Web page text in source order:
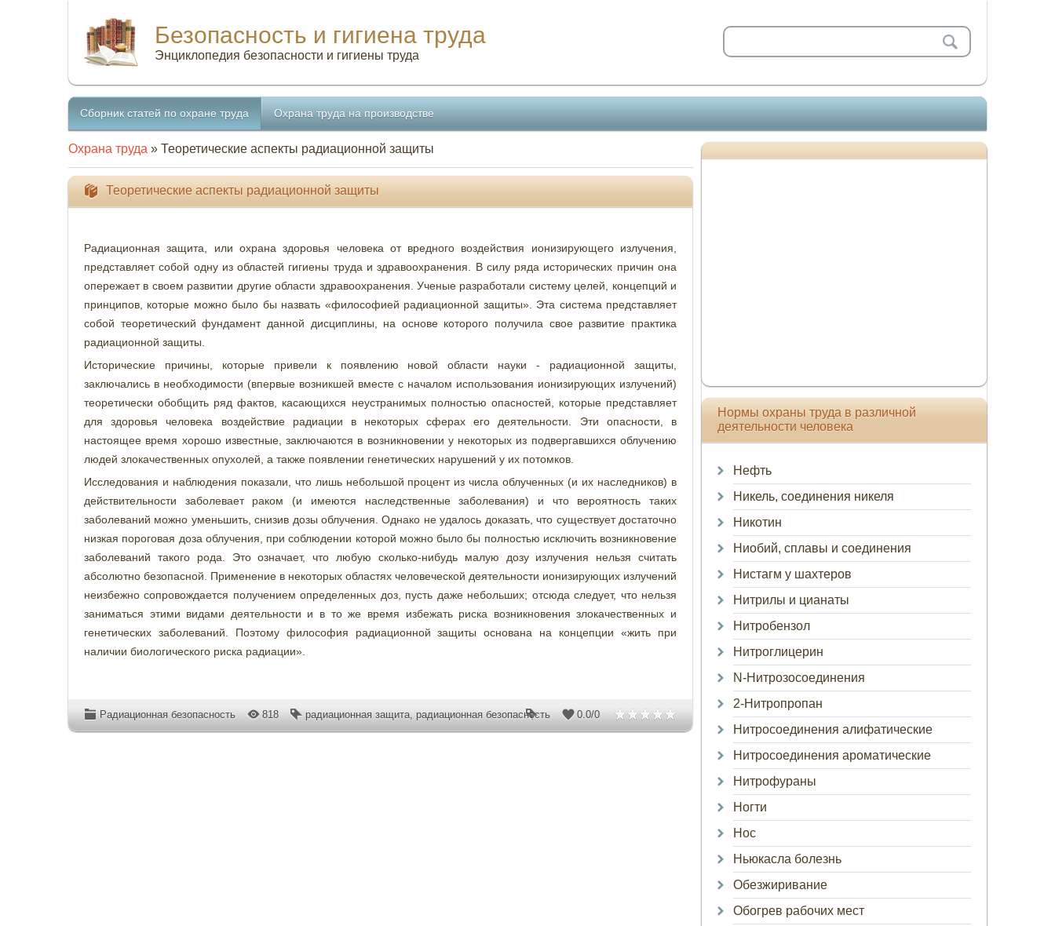
Безопасность и гигиена труда
Энциклопедия безопасности и гигиены труда
Сборник статей по охране труда Охрана труда на производстве
Охрана труда » Теоретические аспекты радиационной защиты
Теоретические аспекты радиационной защиты
Радиационная защита, или охрана здоровья человека от вредного воздействия ионизирующего излучения,
представляет собой одну из областей гигиены труда и здравоохранения. В силу ряда исторических причин она
опережает в своем развитии другие области здравоохранения. Ученые разработали систему целей, концепций и
принципов, которые можно было бы назвать «философией радиационной защиты». Эта система представляет
собой теоретический фундамент данной дисциплины, на основе которого получила свое развитие практика
радиационной защиты.
Исторические причины, которые привели к появлению новой области науки - радиационной защиты,
заключались в необходимости (впервые возникшей вместе с началом использования ионизирующих излучений)
теоретически обобщить ряд фактов, касающихся неустранимых полностью опасностей, которые представляет
для здоровья человека воздействие радиации в некоторых сферах его деятельности. Эти опасности, в
настоящее время хорошо известные, заключаются в возникновении у некоторых из подвергавшихся облучению
людей злокачественных опухолей, а также появлении генетических нарушений у их потомков.
Исследования и наблюдения показали, что лишь небольшой процент из числа облученных (и их наследников) в
действительности заболевает раком (и имеются наследственные заболевания) и что вероятность таких
заболеваний можно уменьшить, снизив дозы облучения. Однако не удалось доказать, что существует достаточно
низкая пороговая доза облучения, при соблюдении которой можно было бы полностью исключить возникновение
заболеваний такого рода. Это означает, что любую сколько-нибудь малую дозу излучения нельзя считать
абсолютно безопасной. Применение в некоторых областях человеческой деятельности ионизирующих излучений
неизбежно сопровождается получением определенных доз, пусть даже небольших; отсюда следует, что нельзя
заниматься этими видами деятельности и в то же время избежать риска возникновения злокачественных и
генетических заболеваний. Поэтому философия радиационной защиты основана на концепции «жить при
наличии биологического риска радиации».
Радиационная безопасность 818 радиационная защита, радиационная безопасность 0.0/0
Нормы охраны труда в различной
деятельности человека
Нефть
Никель, соединения никеля
Никотин
Ниобий, сплавы и соединения
Нистагм у шахтеров
Нитрилы и цианаты
Нитробензол
Нитроглицерин
N-Нитрозосоединения
2-Нитропропан
Нитросоединения алифатические
Нитросоединения ароматические
Нитрофураны
Ногти
Нос
Ньюкасла болезнь
Обезжиривание
Обогрев рабочих мест